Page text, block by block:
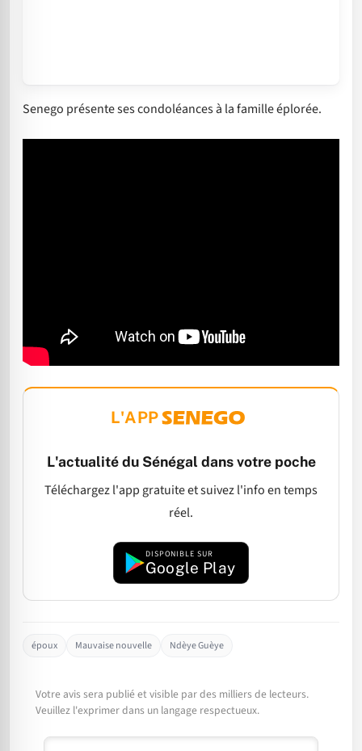
Senego présente ses condoléances à la famille éplorée.
L'APP
L'actualité du Sénégal dans votre poche
Téléchargez l'app gratuite et suivez l'info en temps
réel.
DISPONIBLE SUR
Google Play
époux Mauvaise nouvelle Ndèye Guèye
Votre avis sera publié et visible par des milliers de lecteurs.
Veuillez l'exprimer dans un langage respectueux.
Commentaire